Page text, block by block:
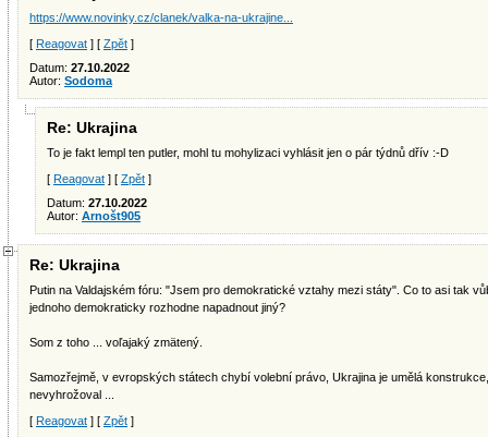
https://www.novinky.cz/clanek/valka-na-ukrajine...
[ Reagovat ] [ Zpět ]
Datum: 27.10.2022
Autor: Sodoma
Re: Ukrajina
To je fakt lempl ten putler, mohl tu mohylizaci vyhlásit jen o pár týdnů dřív :-D
[ Reagovat ] [ Zpět ]
Datum: 27.10.2022
Autor: Arnošt905
Re: Ukrajina
Putin na Valdajském fóru: "Jsem pro demokratické vztahy mezi státy". Co to asi tak
jednoho demokraticky rozhodne napadnout jiný?
Som z toho ... voľajaký zmätený.
Samozřejmě, v evropských státech chybí volební právo, Ukrajina je umělá
nevyhrožoval ...
[ Reagovat ] [ Zpět ]